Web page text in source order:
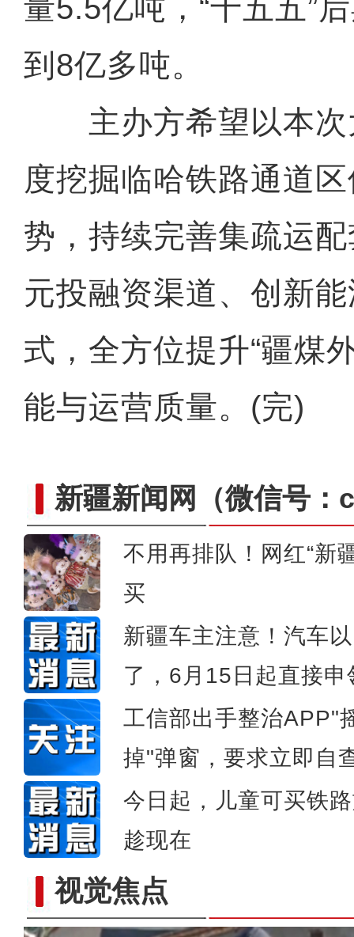
量5.5亿吨，“十五五”
到8亿多吨。
主办方希望以本次
度挖掘临哈铁路通道
势，持续完善集疏运
元投融资渠道、创新
式，全方位提升“疆煤
能与运营质量。(完)
新疆新闻网 （微信号
不用再排队！网红“新
买
新疆车主注意！汽车
了，6月15日起直接申
工信部出手整治APP"
掉"弹窗，要求立即自
今日起，儿童可买铁
趁现在
视觉焦点
新疆乌恰：巡警执勤偶遇小粉丝
“AI医生”上高原 智能诊断系